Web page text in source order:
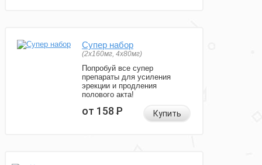
Супер набор
(2х160мг, 4х80мг)
Попробуй все супер
препараты для усиления
эрекции и продления
полового акта!
от 158Р Купить